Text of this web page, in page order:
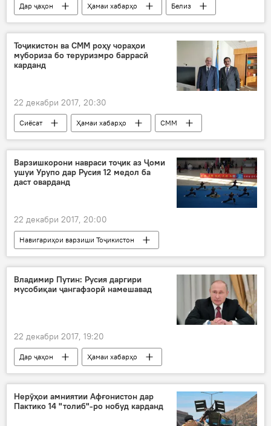
Дар ҷаҳон Ҳамаи хабарҳо
Белиз
роҳандозии равобити сиёсӣ
Белиз
Тоҷикистон ва СММ роҳу чораҳои
мубориза бо теруризмро баррасӣ
карданд
22 декабри 2017, 20:30
Сиёсат Ҳамаи хабарҳо
СММ
Маҳмадамин Маҳмадаминов
Владимир Воронков
ҳаросафканӣ
подҳаросафканӣ
Дар Тоҷикистон
Варзишкорони навраси тоҷик аз Ҷоми
ушуи Урупо дар Русия 12 медол ба
даст оварданд
22 декабри 2017, 20:00
Навигариҳои варзиши Тоҷикистон
Ҳамаи хабарҳо
Мирзодалер Хуршедзода
Муҳаммадхоҷа Аҳмадов
Нигина Ҷалолова
Саидафзал Икромов
Владимир Путин: Русия даргири
мусобиқаи ҷангафзорӣ намешавад
22 декабри 2017, 19:20
Дар ҷаҳон
Ҳамаи хабарҳо
Владимир Путин
Дар Русия
Нерӯҳои амниятии Афғонистон дар
Пактико 14 "толиб"-ро нобуд карданд